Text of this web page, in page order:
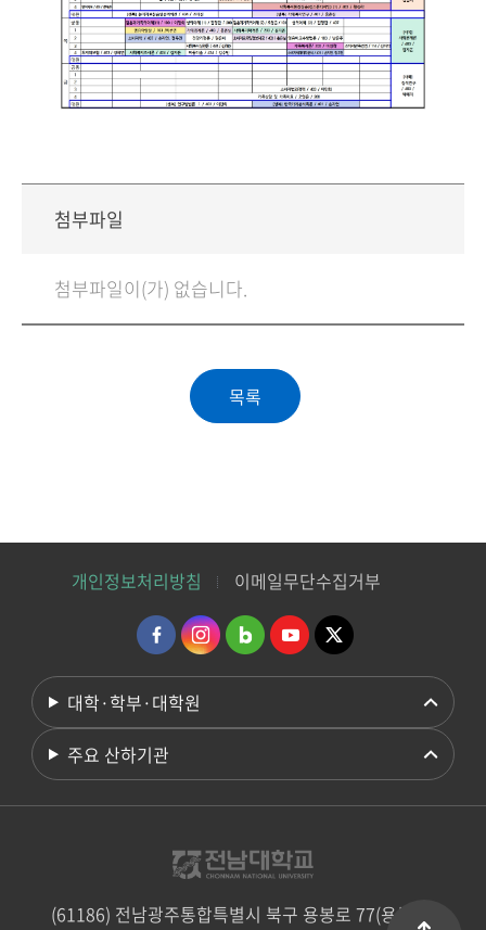
첨부파일
첨부파일이(가) 없습니다.
개인정보처리방침 이메일무단수집거부
대학·학부·대학원
주요 산하기관
(61186) 전남광주통합특별시 북구 용봉로 77(용봉동)